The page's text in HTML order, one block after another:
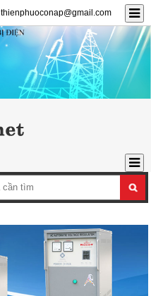
thienphuoconap@gmail.com